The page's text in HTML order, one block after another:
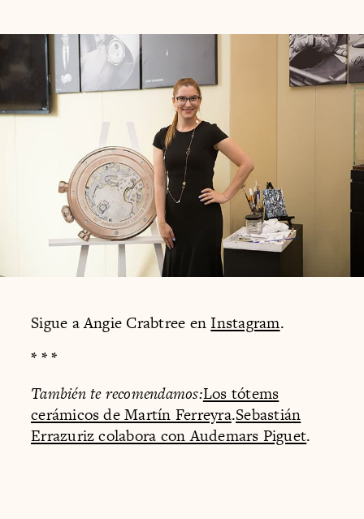
Sigue a Angie Crabtree enInstagram.
* * *
También te recomendamos:Los tótems
cerámicos de Martín Ferreyra.Sebastián
Errazuriz colabora con Audemars Piguet.